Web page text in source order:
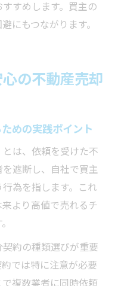
すめします。買主の
にもつながります。
の不動産売却
めの実践ポイント
は、依頼を受けた不
遮断し、自社で買主
為を指します。これ
より高値で売れるチ
約の種類選びが重要
では特に注意が必要
複数業者に同時依頼